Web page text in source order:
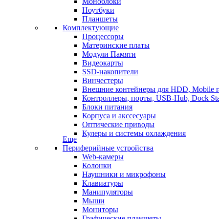
Ноутбуки
Планшеты
Комплектующие
Процессоры
Материнские платы
Модули Памяти
Видеокарты
SSD-накопители
Винчестеры
Внешние контейнеры для HDD, Mobile
Контроллеры, порты, USB-Hub, Dock
Блоки питания
Корпуса и акссесуары
Оптические приводы
Кулеры и системы охлаждения
Еще
Периферийные устройства
Web-камеры
Колонки
Наушники и микрофоны
Клавиатуры
Манипуляторы
Мыши
Мониторы